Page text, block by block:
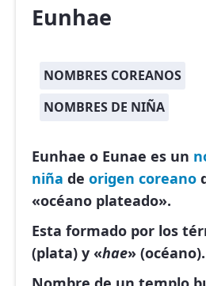
Eunhae
NOMBRES COREANOS
NOMBRES DE NIÑA
Eunhae o Eunae es un
niña de origen coreano
«océano plateado».
Esta formado por los
(plata) y «hae» (océano).